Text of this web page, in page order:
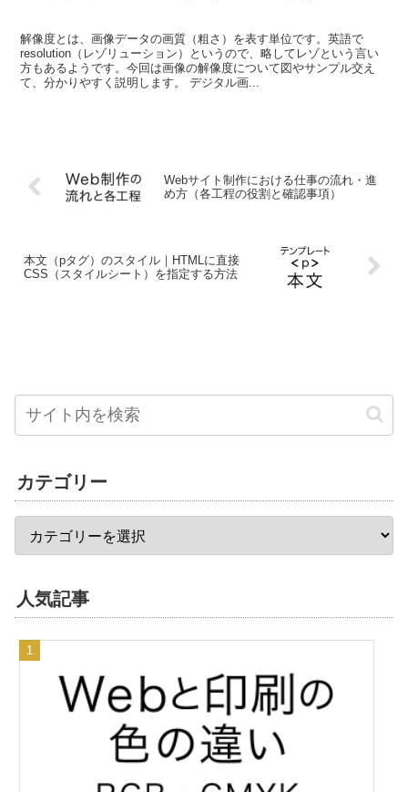
解像度とは、画像データの画質（粗さ）を表す単位です。英語で
resolution（レゾリューション）というので、略してレゾという言い
方もあるようです。今回は画像の解像度について図やサンプル交え
て、分かりやすく説明します。 デジタル画...
Webサイト制作における仕事の流れ・進
め方（各工程の役割と確認事項）
本文（pタグ）のスタイル｜HTMLに直接
CSS（スタイルシート）を指定する方法
カテゴリー
人気記事